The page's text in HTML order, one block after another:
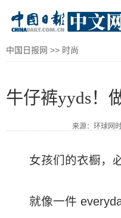
中国日报网 >> 时尚
牛仔裤yyds！
来源：环球网
女孩们的衣橱，
就像一件